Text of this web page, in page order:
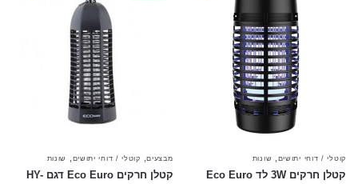
קוטלי / דוחי יתושים שונות
קטלן חרקים 3W לד Eco Euro
מבצעים, קוטלי / דוחי יתושים שונות
קטלן חרקים Eco Euro דגם HY-